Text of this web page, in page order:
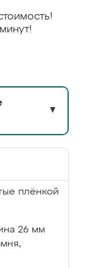
▼
плёнкой
26 мм